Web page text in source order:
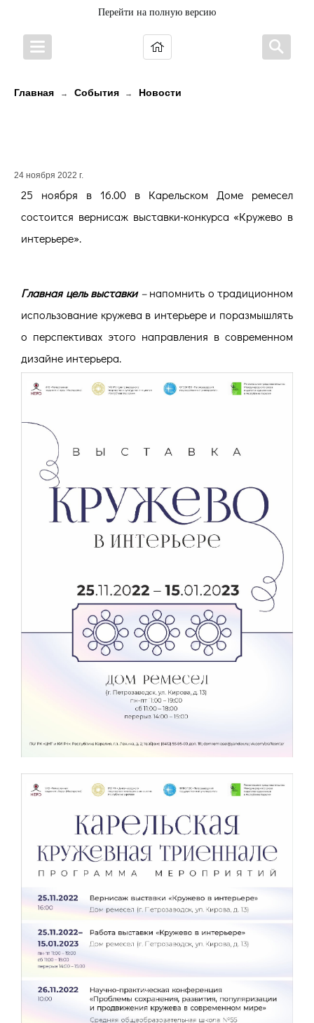
Перейти на полную версию
Главная → События → Новости
24 ноября 2022 г.
25 ноября в 16.00 в Карельском Доме ремесел
состоится вернисаж выставки-конкурса «Кружево в
интерьере».
Главная цель выставки–напомнить о традиционном
использование кружева в интерьере и поразмышлять
о перспективах этого направления в современном
дизайне интерьера.